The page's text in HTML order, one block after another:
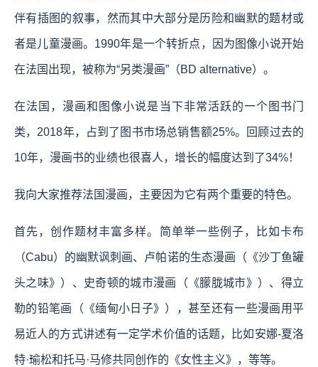
伴有插图的叙事，然而其中大部分是历险和幽默的题材或
者是儿童漫画。1990年是一个转折点，因为图像小说开始
在法国出现，被称为“另类漫画”（BD alternative）。
在法国，漫画和图像小说是当下非常活跃的一个图书门
类，2018年，占到了图书市场总销售额25%。回顾过去的
10年，漫画书的业绩也很喜人，增长的幅度达到了34%！
我向大家推荐法国漫画，主要因为它有两个重要的特色。
首先，创作题材丰富多样。简单举一些例子，比如卡布
（Cabu）的幽默讽刺画、卢帕诺的生态漫画（《沙丁鱼罐
头之味》）、史奇顿的城市漫画（《朦胧城市》）、得立
勒的铅笔画（《缅甸小日子》），甚至还有一些漫画用平
易近人的方式讲述有一定学术价值的话题，比如安娜-夏洛
特·瑜松和托马·马修共同创作的《女性主义》，等等。